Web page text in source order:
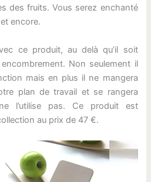
des fruits. Vous serez enchanté
encore.
ce produit, au delà qu’il soit
Non seulement il
mais en plus il ne mangera
plan de travail et se rangera
l’utilise pas. Ce produit est
au prix de 47 €.